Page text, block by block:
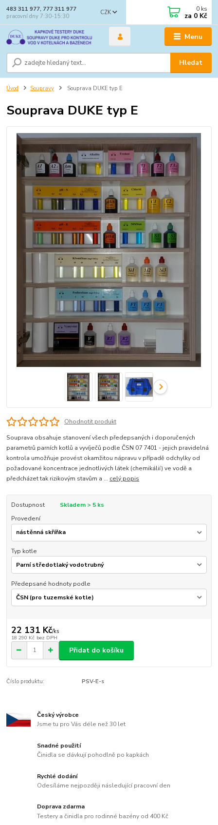
Menu
CZK
Hledat
483 311 977, 777 311 977
pracovní dny 7:30-15:30
0 ks
za 0 Kč
Úvod Soupravy Souprava DUKE typ E
Souprava DUKE typ E
Ohodnotit produkt
Souprava obsahuje stanovení všech předepsaných i doporučených
parametrů parních kotlů a vyvíječů podle ČSN 07 7401 - jejich pravidelná
kontrola umožňuje provést okamžitou nápravu v případě odchylky od
požadované koncentrace jednotlivých látek (chemikálií) ve vodě a
předcházet tak rizikovým stavům a ... celý popis
Dostupnost
Skladem > 5 ks
Provedení
Typ kotle
Předepsané hodnoty podle
22 131 Kč/ks
18 290 Kč bez DPH
Přidat do košíku
Číslo produktu: PSV-E-s
Český výrobce
Jsme tu pro Vás déle než 30 let
Snadné použití
Činidla se dávkují pohodlně po kapkách
Rychlé dodání
Odesíláme nejpozději následující pracovní den
Doprava zdarma
Testery a činidla pro rodinné bazény od 400 Kč